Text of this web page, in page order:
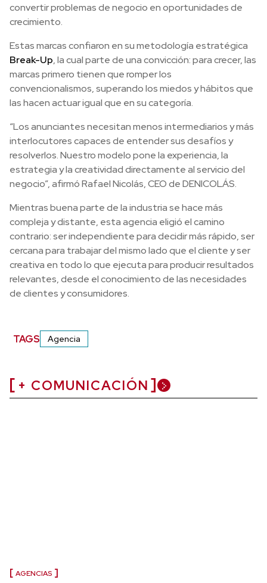
convertir problemas de negocio en oportunidades de
crecimiento.
Estas marcas confiaron en su metodología estratégica
Break-Up, la cual parte de una convicción: para crecer, las
marcas primero tienen que romper los
convencionalismos, superando los miedos y hábitos que
las hacen actuar igual que en su categoría.
“Los anunciantes necesitan menos intermediarios y más
interlocutores capaces de entender sus desafíos y
resolverlos. Nuestro modelo pone la experiencia, la
estrategia y la creatividad directamente al servicio del
negocio”, afirmó Rafael Nicolás, CEO de DENICOLÁS.
Mientras buena parte de la industria se hace más
compleja y distante, esta agencia eligió el camino
contrario: ser independiente para decidir más rápido, ser
cercana para trabajar del mismo lado que el cliente y ser
creativa en todo lo que ejecuta para producir resultados
relevantes, desde el conocimiento de las necesidades
de clientes y consumidores.
TAGS Agencia
+ COMUNICACIÓN
AGENCIAS